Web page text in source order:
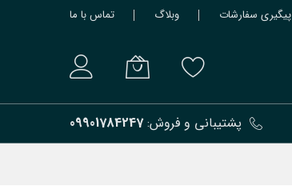
پیگیری سفارشات وبلاگ تماس با ما
پشتیبانی و فروش:09901784247